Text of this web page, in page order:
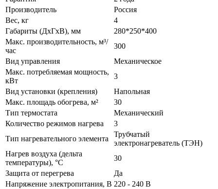
Производитель
Россия
Вес, кг
4
Габариты (ДхГхВ), мм
280*250*400
Макс. производительность, м³/
час
300
Вид управления
Механическое
Макс. потребляемая мощность,
кВт
3
Вид установки (крепления)
Напольная
Макс. площадь обогрева, м²
30
Тип термостата
Механический
Количество режимов нагрева
3
Тип нагревательного элемента
Трубчатый
электронагреватель (ТЭН)
Нагрев воздуха (дельта
температуры), °С
30
Защита от перегрева
Да
Напряжение электропитания, В 220 - 240 В